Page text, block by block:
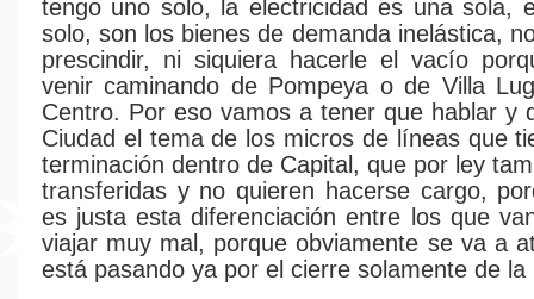
tengo uno solo, la electricidad es una sola,
solo, son los bienes de demanda inelástica,
prescindir, ni siquiera hacerle el vacío
venir caminando de Pompeya o de Villa
Centro. Por eso vamos a tener que hablar y
Ciudad el tema de los micros de líneas que
terminación dentro de Capital, que por ley
transferidas y no quieren hacerse cargo,
es justa esta diferenciación entre los que
viajar muy mal, porque obviamente se va a
está pasando ya por el cierre solamente de la